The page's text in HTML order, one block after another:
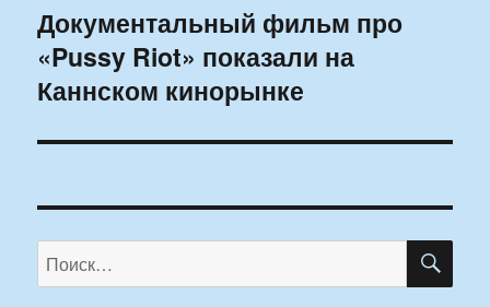
Следующая
запись:
Документальный фильм про
«Pussy Riot» показали на
Каннском кинорынке
Искать: